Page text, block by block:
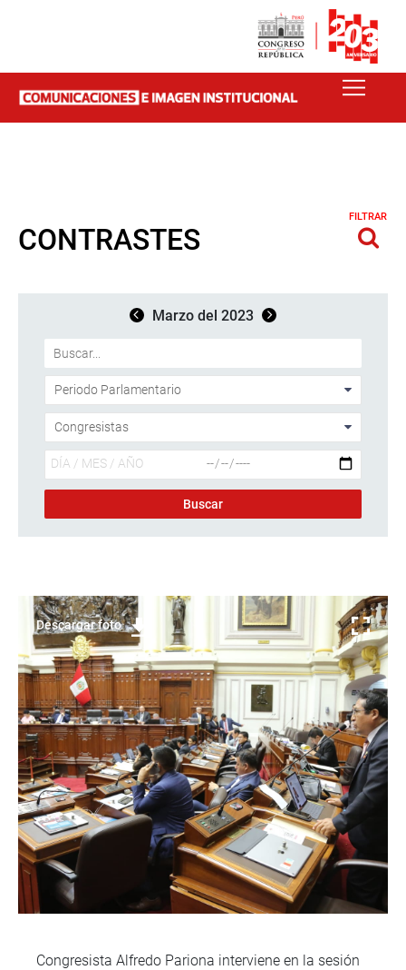
CONTRASTES
FILTRAR
Marzo del 2023
Descargar foto
Congresista Alfredo Pariona interviene en la sesión